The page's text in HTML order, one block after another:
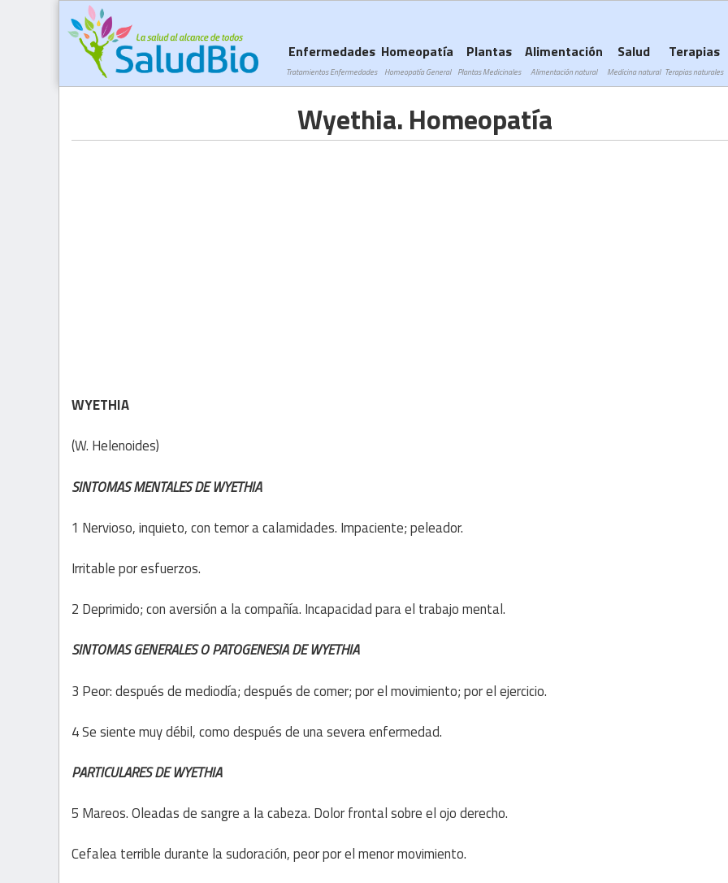
Wyethia. Homeopatía
WYETHIA
(W. Helenoides)
SINTOMAS MENTALES DE WYETHIA
1 Nervioso, inquieto, con temor a calamidades. Impaciente; peleador.
Irritable por esfuerzos.
2 Deprimido; con aversión a la compañía. Incapacidad para el trabajo mental.
SINTOMAS GENERALES O PATOGENESIA DE WYETHIA
3 Peor: después de mediodía; después de comer; por el movimiento; por el ejercicio.
4 Se siente muy débil, como después de una severa enfermedad.
PARTICULARES DE WYETHIA
5 Mareos. Oleadas de sangre a la cabeza. Dolor frontal sobre el ojo derecho.
Cefalea terrible durante la sudoración, peor por el menor movimiento.
Enfermedades
Tratamientos Enfermedades
Homeopatía
Homeopatía General
Plantas
Plantas Medicinales
Alimentación
Alimentación natural
Salud
Medicina natural
Terapias
Terapias naturales